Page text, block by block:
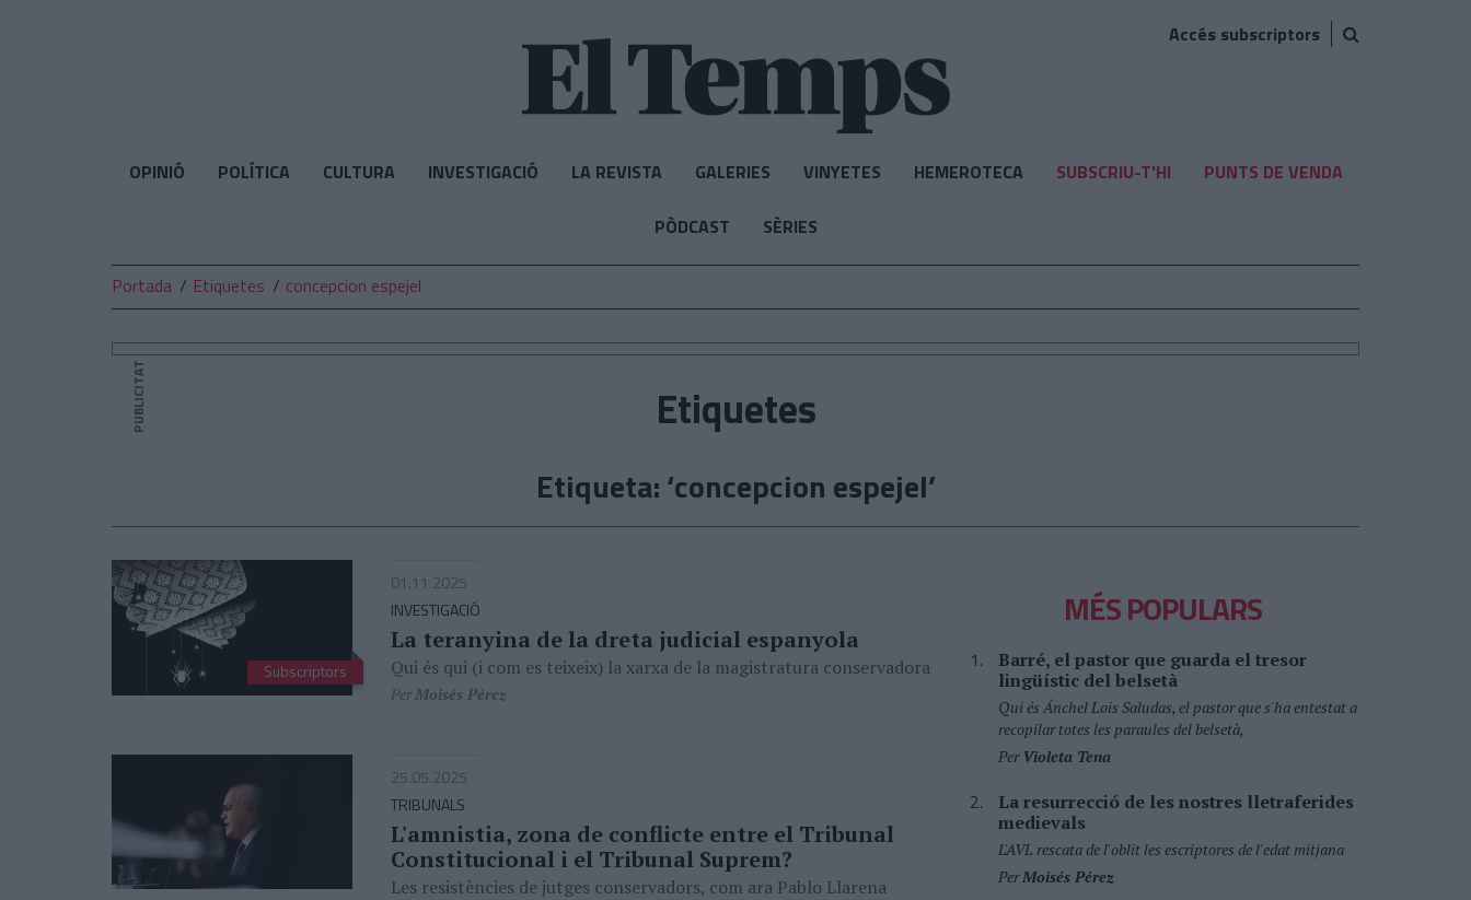
Accés subscriptors
OPINIÓ POLÍTICA CULTURA INVESTIGACIÓ LA REVISTA GALERIES VINYETES HEMEROTECA SUBSCRIU-T'HI PUNTS DE VENDA
PÒDCAST SÈRIES
Portada Etiquetes concepcion espejel
PUBLICITAT Etiquetes
Etiqueta: ‘concepcion espejel’
Subscriptors
01.11.2025
INVESTIGACIÓ
La teranyina de la dreta judicial espanyola
Qui és qui (i com es teixeix) la xarxa de la magistratura conservadora
PerMoisés Pérez
25.05.2025
TRIBUNALS
L'amnistia, zona de conflicte entre el Tribunal
Constitucional i el Tribunal Suprem?
Les resistències de jutges conservadors, com ara Pablo Llarena
MÉS POPULARS
Barré, el pastor que guarda el tresor
lingüístic del belsetà
Qui és Ánchel Lois Saludas, el pastor que s'ha entestat a
recopilar totes les paraules del belsetà,
PerVioleta Tena
La resurrecció de les nostres lletraferides
medievals
L'AVL rescata de l'oblit les escriptores de l'edat mitjana
PerMoisés Pérez